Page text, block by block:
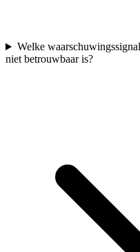
Welke
niet betrouwbaar is?